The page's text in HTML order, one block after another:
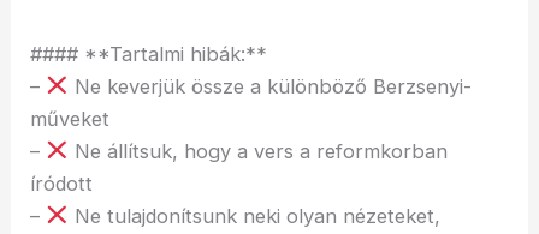
#### **Tartalmi hibák:**
–
Ne keverjük össze a különböző Berzsenyi-
műveket
–
Ne állítsuk, hogy a vers a reformkorban
íródott
–
Ne tulajdonítsunk neki olyan nézeteket,